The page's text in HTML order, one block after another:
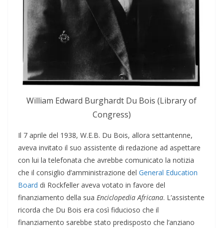
William Edward Burghardt Du Bois (Library of
Congress)
Il 7 aprile del 1938, W.E.B. Du Bois, allora settantenne,
aveva invitato il suo assistente di redazione ad aspettare
con lui la telefonata che avrebbe comunicato la notizia
che il consiglio d’amministrazione del General Education
Board di Rockfeller aveva votato in favore del
finanziamento della sua Enciclopedia Africana. L’assistente
ricorda che Du Bois era così fiducioso che il
finanziamento sarebbe stato predisposto che l’anziano